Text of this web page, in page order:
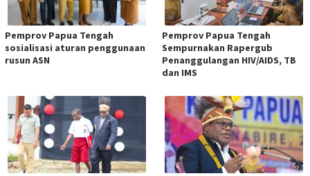
Pemprov Papua Tengah
sosialisasi aturan penggunaan
rusun ASN
Pemprov Papua Tengah
Sempurnakan Rapergub
Penanggulangan HIV/AIDS, TB
dan IMS